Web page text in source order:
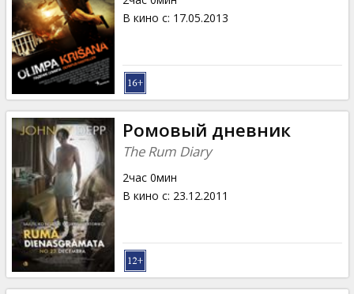
В кино с: 17.05.2013
Ромовый дневник
The Rum Diary
2час 0мин
В кино с: 23.12.2011